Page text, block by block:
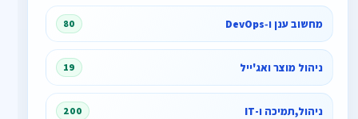
מחשוב ענן ו‑DevOps 80
ניהול מוצר ואג'ייל 19
ניהול,תמיכה ו-IT 200